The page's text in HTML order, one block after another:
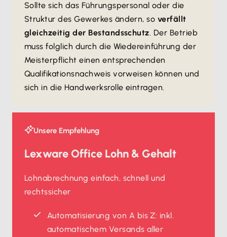
Sollte sich das Führungspersonal oder die
Struktur des Gewerkes ändern, so verfällt
gleichzeitig der Bestandsschutz. Der Betrieb
muss folglich durch die Wiedereinführung der
Meisterpflicht einen entsprechenden
Qualifikationsnachweis vorweisen können und
sich in die Handwerksrolle eintragen.
Unsere Empfehlung
Lexware Office Lohn & Gehalt
Lohnabrechnung einfach, schnell und
rechtssicher
Automatisierung von A bis Z: inkl.
automatischem Versands aller